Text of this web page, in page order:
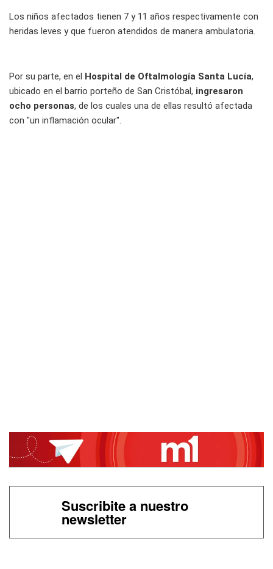
Los niños afectados tienen 7 y 11 años respectivamente con
heridas leves y que fueron atendidos de manera ambulatoria.
Por su parte, en el Hospital de Oftalmología Santa Lucía,
ubicado en el barrio porteño de San Cristóbal, ingresaron
ocho personas, de los cuales una de ellas resultó afectada
con "un inflamación ocular".
Suscribite a nuestro
newsletter